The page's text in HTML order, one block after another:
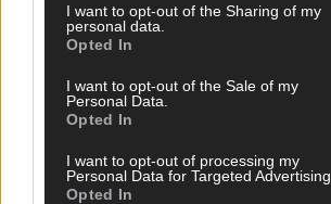
I want to opt-out of the Sharing of my
personal data.
Opted In
I want to opt-out of the Sale of my
Personal Data.
Opted In
I want to opt-out of processing my
Personal Data for Targeted Advertising.
Opted In